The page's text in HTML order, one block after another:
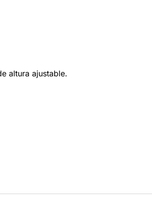
altura ajustable.